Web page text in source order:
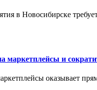
в Новосибирске
маркетплейсы и
оказывает